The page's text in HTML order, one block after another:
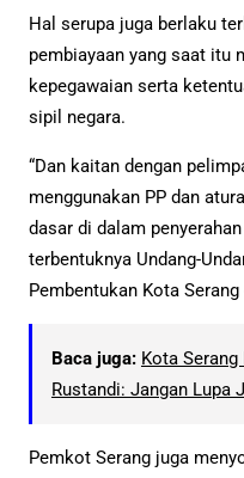
Hal serupa juga berlaku
pembiayaan yang saat itu
kepegawaian serta
sipil negara.
“Dan kaitan dengan
menggunakan PP dan
dasar di dalam
terbentuknya Undang-
Pembentukan Kota
Baca juga: Kota Serang
Rustandi: Jangan Lupa
Pemkot Serang juga